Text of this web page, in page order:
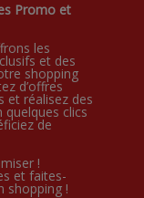
Promo et
les
et des
shopping
d’offres
et réalisez des
clics
de
!
et faites-
shopping !